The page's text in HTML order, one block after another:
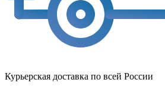
Курьерская доставка по всей России